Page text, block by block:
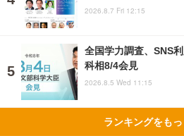
2026.8.7 Fri 12:15
全国学力調査、SNS
科相8/4会見
2026.8.5 Wed 11:15
ランキングをも